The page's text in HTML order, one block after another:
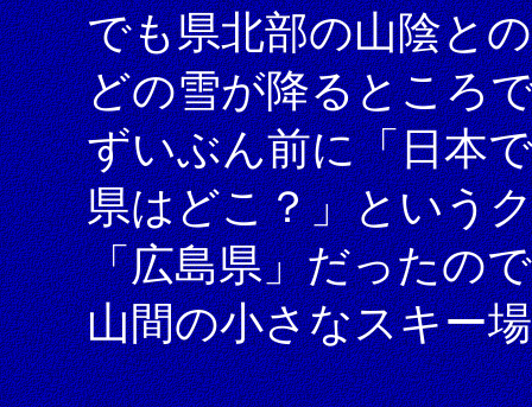
でも県北部の山陰と
どの雪が降るところ
ずいぶん前に「日本
県はどこ？」という
「広島県」だったの
山間の小さなスキー